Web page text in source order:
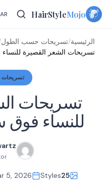
Skip
HairStyleMojo
AR
الرئيسية/تسريحات حسب الطول
تسريحات الشعر القصيرة
تسريحات
للنساء
25
Styles
5, 2026